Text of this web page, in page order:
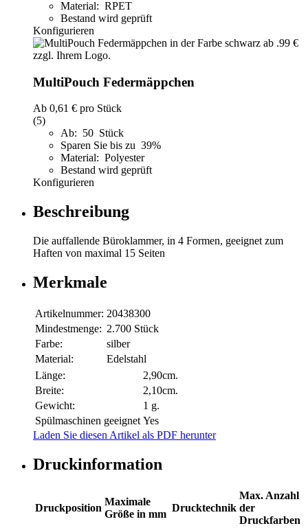
Material: RPET
Bestand wird geprüft
Konfigurieren
MultiPouch Federmäppchen
Ab 0,61 € pro Stück
(5)
Ab: 50 Stück
Sparen Sie bis zu 39%
Material: Polyester
Bestand wird geprüft
Konfigurieren
Beschreibung
Die auffallende Büroklammer, in 4 Formen, geeignet zum
Haften von maximal 15 Seiten
Merkmale
Artikelnummer: 20438300
Mindestmenge: 2.700 Stück
Farbe:
silber
Material:
Edelstahl
Länge:
2,90cm.
Breite:
2,10cm.
Gewicht:
1 g.
Spülmaschinen geeignet Yes
Laden Sie diesen Artikel als PDF herunter
Druckinformation
Druckposition
Maximale
Größe in mm
Drucktechnik
Max. Anzahl
der
Druckfarben